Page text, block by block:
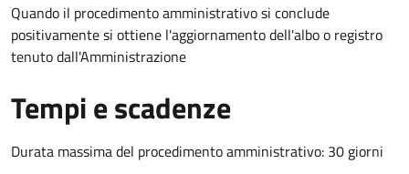
Quando il procedimento amministrativo si conclude
positivamente si ottiene l'aggiornamento dell'albo o registro
tenuto dall'Amministrazione
Tempi e scadenze
Durata massima del procedimento amministrativo: 30 giorni